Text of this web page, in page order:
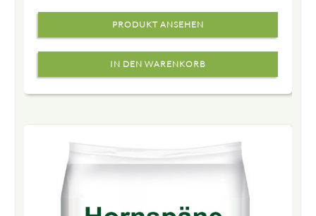
PRODUKT ANSEHEN